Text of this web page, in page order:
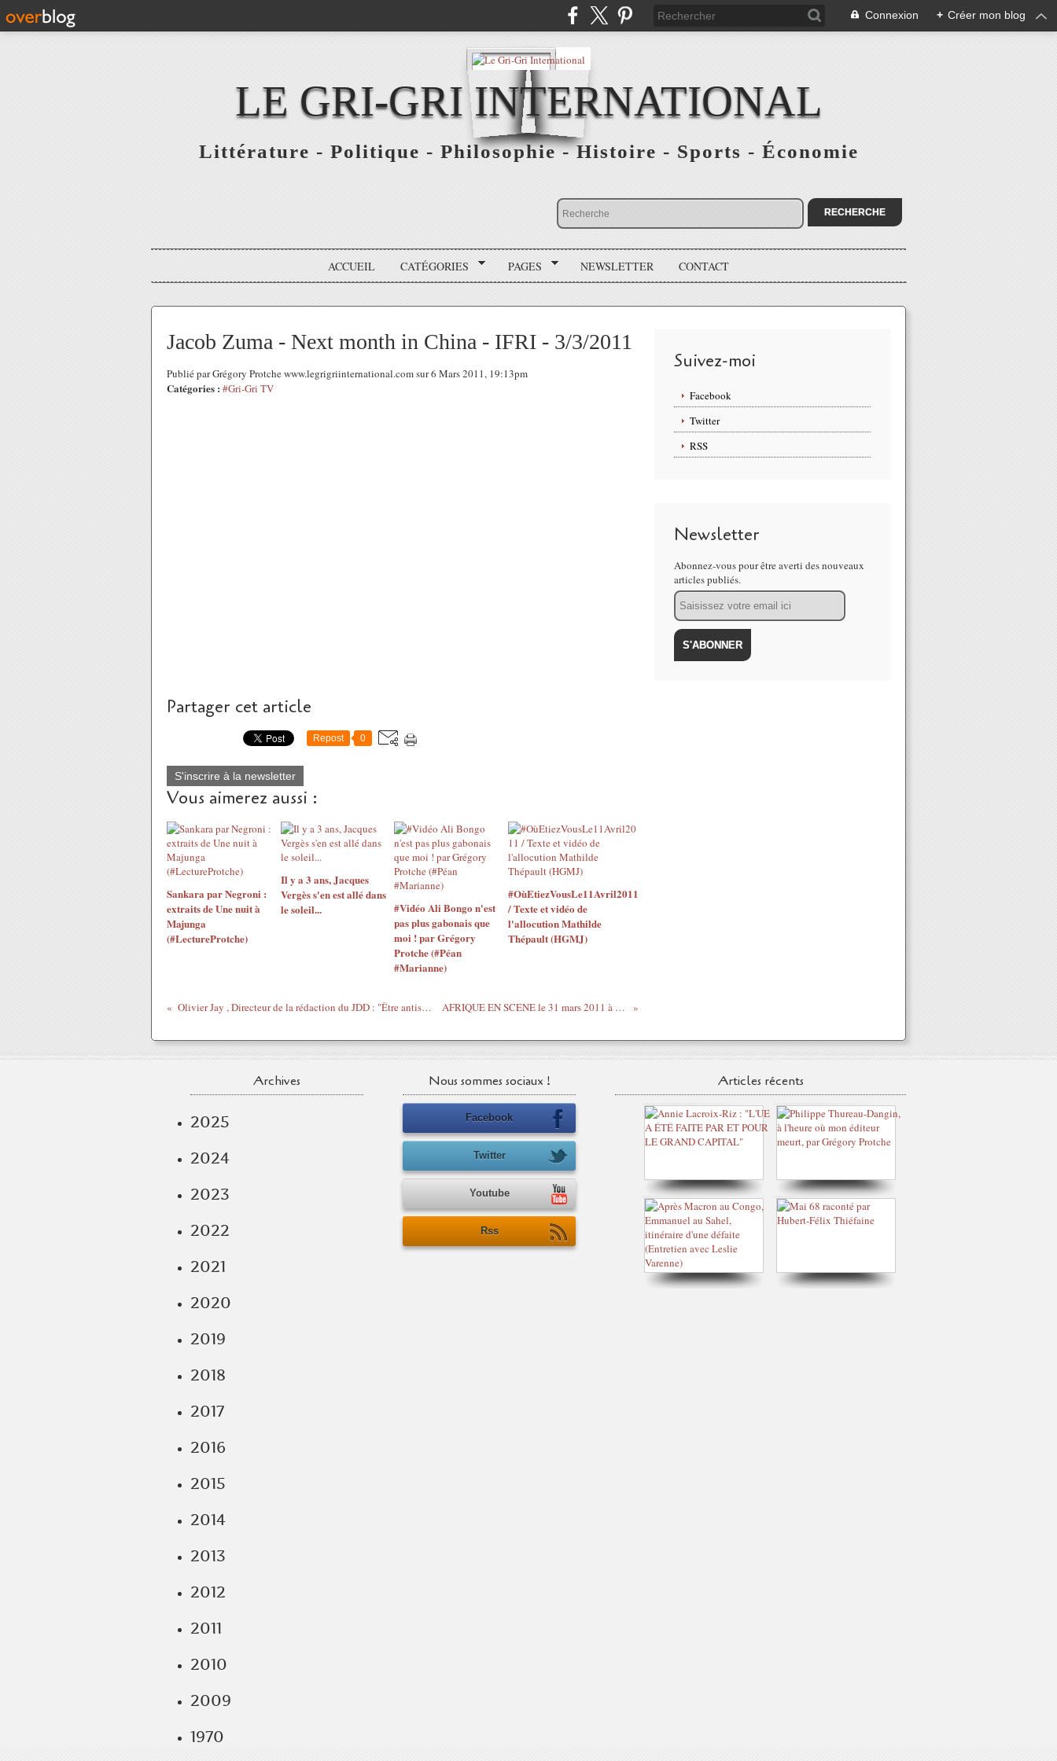
Connexion + Créer mon blog
LE GRI-GRI INTERNATIONAL
Littérature - Politique - Philosophie - Histoire - Sports - Économie
ACCUEIL CATÉGORIES PAGES NEWSLETTER CONTACT
Jacob Zuma - Next month in China - IFRI - 3/3/2011
Publié par Grégory Protche www.legrigriinternational.com sur 6 Mars 2011, 19:13pm
Catégories : #Gri-Gri TV
Partager cet article
Repost 0
S'inscrire à la newsletter
Vous aimerez aussi :
Sankara par Negroni :
extraits de Une nuit à
Majunga
(#LectureProtche)
Il y a 3 ans, Jacques
Vergès s'en est allé dans
le soleil...
#Vidéo Ali Bongo n'est
pas plus gabonais que
moi ! par Grégory
Protche (#Péan
#Marianne)
#OùEtiezVousLe11Avril2011
/ Texte et vidéo de
l'allocution Mathilde
Thépault (HGMJ)
Olivier Jay , Directeur de la rédaction du JDD : "Être antisémite est plus grave qu'être raciste" AFRIQUE EN SCENE le 31 mars 2011 à l’Elysée Montmartre - Paris
Suivez-moi
Facebook
Twitter
RSS
Newsletter
Abonnez-vous pour être averti des nouveaux
articles publiés.
Email
Archives
2025
2024
2023
2022
2021
2020
2019
2018
2017
2016
2015
2014
2013
2012
2011
2010
2009
1970
Nous sommes sociaux !
Facebook
Twitter
Youtube
Rss
Articles récents